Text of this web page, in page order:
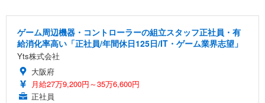
ゲーム周辺機器・コントローラーの組立スタッフ正社員・有
給消化率高い「正社員/年間休日125日/IT・ゲーム業界志望」
Yts株式会社
大阪府
月給27万9,200円～35万6,600円
正社員